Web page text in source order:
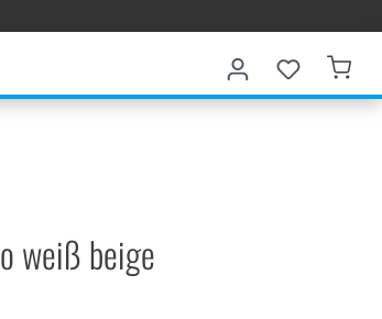
weiß beige